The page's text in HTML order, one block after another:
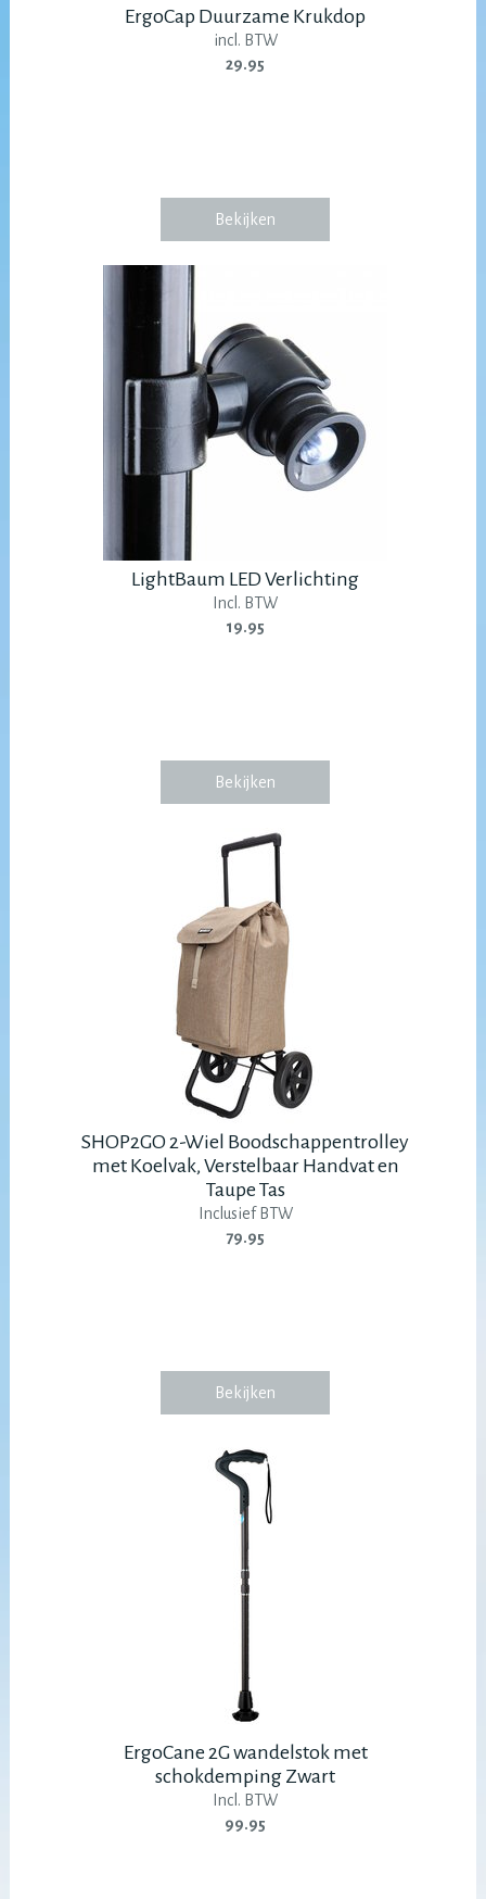
ErgoCap Duurzame Krukdop
incl. BTW
29.95
Bekijken
LightBaum LED Verlichting
Incl. BTW
19.95
Bekijken
SHOP2GO 2-Wiel Boodschappentrolley
met Koelvak, Verstelbaar Handvat en
Taupe Tas
Inclusief BTW
79.95
Bekijken
ErgoCane 2G wandelstok met
schokdemping Zwart
Incl. BTW
99.95